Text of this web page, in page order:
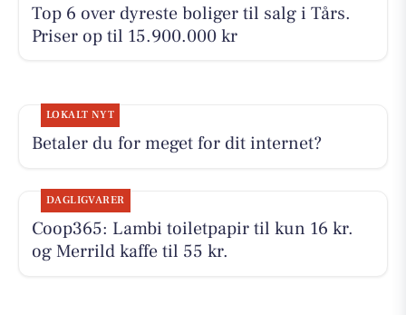
Top 6 over dyreste boliger til salg i Tårs.
Priser op til 15.900.000 kr
LOKALT NYT
Betaler du for meget for dit internet?
DAGLIGVARER
Coop365: Lambi toiletpapir til kun 16 kr.
og Merrild kaffe til 55 kr.